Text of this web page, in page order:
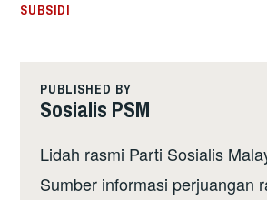
SUBSIDI
PUBLISHED BY
Sosialis PSM
Lidah rasmi Parti Sosialis
Sumber informasi perjuangan